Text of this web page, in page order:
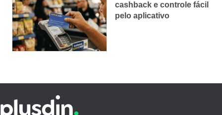
cashback e controle fácil
pelo aplicativo